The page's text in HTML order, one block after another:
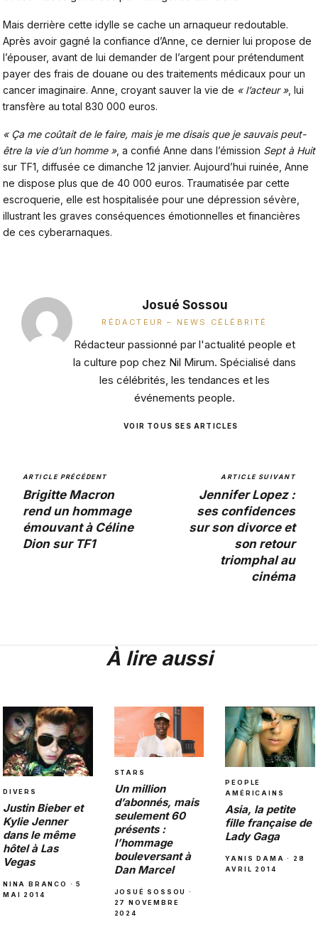
Mais derrière cette idylle se cache un arnaqueur redoutable.
Après avoir gagné la confiance d’Anne, ce dernier lui propose de
l’épouser, avant de lui demander de l’argent pour prétendument
payer des frais de douane ou des traitements médicaux pour un
cancer imaginaire. Anne, croyant sauver la vie de « l’acteur », lui
transfère au total 830 000 euros.
« Ça me coûtait de le faire, mais je me disais que je sauvais peut-
être la vie d’un homme », a confié Anne dans l’émission Sept à Huit
sur TF1, diffusée ce dimanche 12 janvier. Aujourd’hui ruinée, Anne
ne dispose plus que de 40 000 euros. Traumatisée par cette
escroquerie, elle est hospitalisée pour une dépression sévère,
illustrant les graves conséquences émotionnelles et financières
de ces cyberarnaques.
Josué Sossou
RÉDACTEUR – NEWS CÉLÉBRITÉ
Rédacteur passionné par l'actualité people et
la culture pop chez Nil Mirum. Spécialisé dans
les célébrités, les tendances et les
événements people.
VOIR TOUS SES ARTICLES
ARTICLE PRÉCÉDENT
Brigitte Macron
rend un hommage
émouvant à Céline
Dion sur TF1
ARTICLE SUIVANT
Jennifer Lopez :
ses confidences
sur son divorce et
son retour
triomphal au
cinéma
À lire aussi
DIVERS
Justin Bieber et
Kylie Jenner
dans le même
hôtel à Las
Vegas
NINA BRANCO · 5
MAI 2014
STARS
Un million
d’abonnés, mais
seulement 60
présents :
l’hommage
bouleversant à
Dan Marcel
JOSUÉ SOSSOU ·
27 NOVEMBRE
2024
PEOPLE
AMÉRICAINS
Asia, la petite
fille française de
Lady Gaga
YANIS DAMA · 28
AVRIL 2014